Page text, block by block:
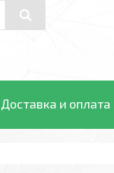
Доставка и оплата